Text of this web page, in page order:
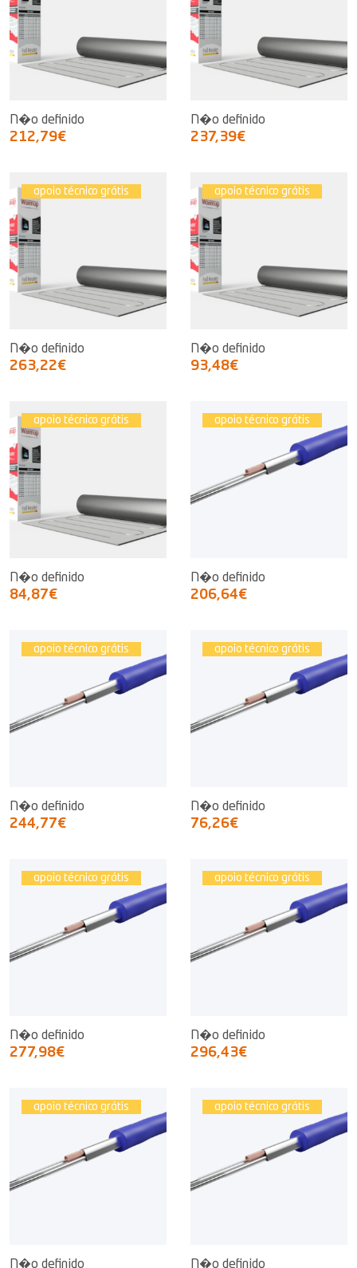
N�o definido
212,79€
N�o definido
237,39€
apoio técnico grátis
N�o definido
263,22€
apoio técnico grátis
N�o definido
93,48€
apoio técnico grátis
N�o definido
84,87€
apoio técnico grátis
N�o definido
206,64€
apoio técnico grátis
N�o definido
244,77€
apoio técnico grátis
N�o definido
76,26€
apoio técnico grátis
N�o definido
277,98€
apoio técnico grátis
N�o definido
296,43€
apoio técnico grátis
N�o definido
apoio técnico grátis
N�o definido